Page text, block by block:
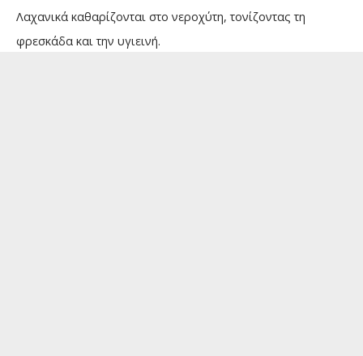
Λαχανικά καθαρίζονται στο νεροχύτη, τονίζοντας τη
φρεσκάδα και την υγιεινή.